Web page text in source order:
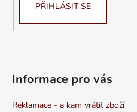
PŘIHLÁSIT SE
Informace pro vás
Reklamace - a kam vrátit zboží